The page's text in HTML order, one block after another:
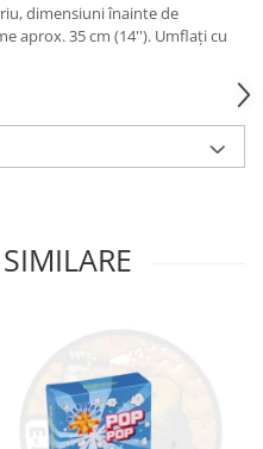
dimensiuni înainte de
aprox. 35 cm (14''). Umflați cu